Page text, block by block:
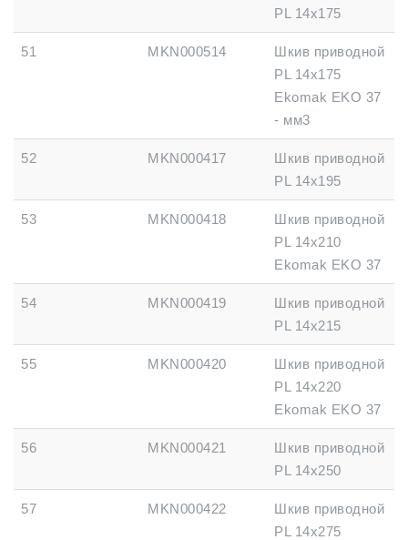
PL 14x175
51 MKN000514
Шкив приводной
PL 14x175
Ekomak EKO 37
- мм3
52 MKN000417
Шкив приводной
PL 14x195
53 MKN000418
Шкив приводной
PL 14x210
Ekomak EKO 37
54 MKN000419
Шкив приводной
PL 14x215
55 MKN000420
Шкив приводной
PL 14x220
Ekomak EKO 37
56 MKN000421
Шкив приводной
PL 14x250
57 MKN000422
Шкив приводной
PL 14x275